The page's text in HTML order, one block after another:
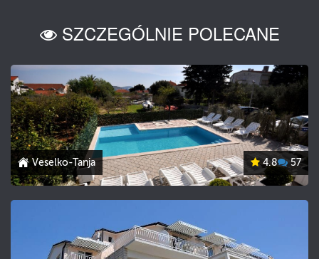
SZCZEGÓLNIE POLECANE
Veselko-Tanja 4.8 57